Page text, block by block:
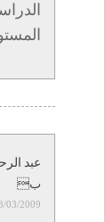
عبد
ب
2009 AT 22:13